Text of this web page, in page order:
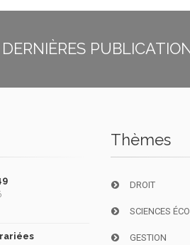
Thèmes
DROIT
SCIENCES
GESTION